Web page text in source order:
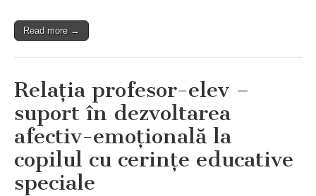
Read more →
Relaţia profesor-elev –
suport în dezvoltarea
afectiv-emoţională la
copilul cu cerinţe educative
speciale